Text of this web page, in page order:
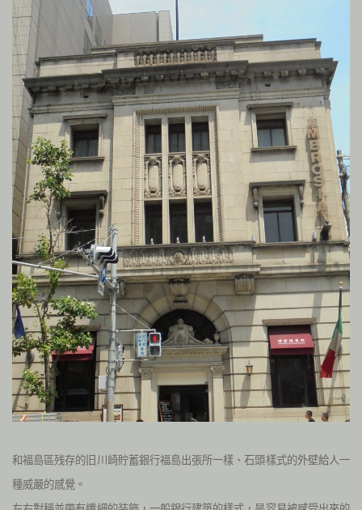
和福島區残存的旧川崎貯蓄銀行福島出張所一樣、石頭樣式的外壁給人一
種威嚴的感覺。